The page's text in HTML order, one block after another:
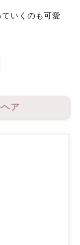
いくのも可愛
ア